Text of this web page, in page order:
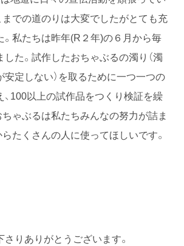
までの道のりは大変でしたがとても充
私たちは昨年(R２年)の６月から毎
た。試作したおちゃぶるの濁り（濁
安定しない）を取るために一つ一つの
、100以上の試作品をつくり検証を繰
ちゃぶるは私たちみんなの努力が詰ま
たくさんの人に使ってほしいです。
りありがとうございます。